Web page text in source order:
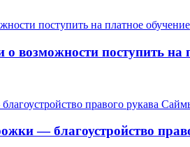
поступить на
— благоустройство